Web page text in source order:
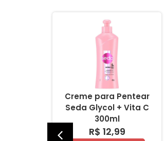
Creme para Pentear
Seda Glycol + Vita C
300ml
R$ 12,99